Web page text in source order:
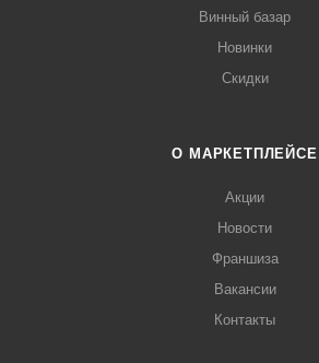
Винный базар
Новинки
Скидки
О МАРКЕТПЛЕЙСЕ
Акции
Новости
Франшиза
Вакансии
Контакты